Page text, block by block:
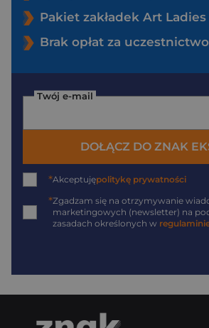
Pakiet zakładek Art Ladies
Brak opłat za uczestnictwo
Twój e-mail
DOŁĄCZ DO ZNAK
*Akceptujępolitykę prywatności
*Zgadzam się na otrzymywanie
marketingowych (newsletter) na
zasadach określonych w